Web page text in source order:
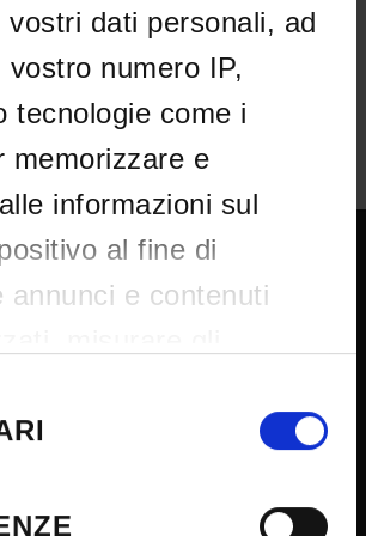
dati personali, ad
vostro numero IP,
tecnologie come i
memorizzare e
informazioni sul
al fine di
annunci e contenuti
sviluppare i servizi.
dati e per quali
SERVICES